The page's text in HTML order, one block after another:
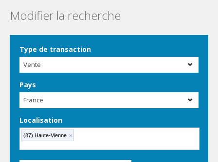
Modifier la recherche
Type de transaction
Vente
Pays
France
Localisation
(87) Haute-Vienne ×